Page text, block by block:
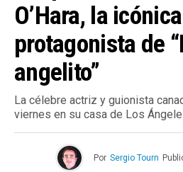
O’Hara, la icónica
protagonista de
angelito”
La célebre actriz y guionista
viernes en su casa de Los
Por Sergio Tourn